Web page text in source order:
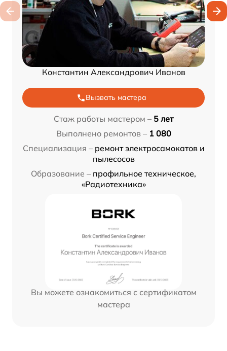
Константин Александрович Иванов
Вызвать мастера
Стаж работы мастером – 5 лет
Выполнено ремонтов – 1 080
Специализация – ремонт электросамокатов и
пылесосов
Образование – профильное техническое,
«Радиотехника»
Вы можете ознакомиться с сертификатом
мастера